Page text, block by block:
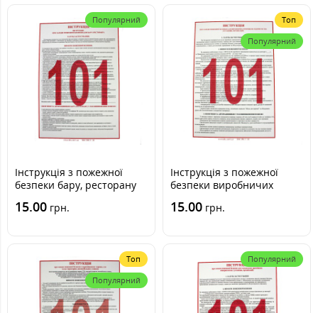
Популярний
Інструкція з пожежної
безпеки бару, ресторану
15.00 грн.
Топ
Популярний
Інструкція з пожежної
безпеки виробничих
організації)
15.00 грн.
Топ
Популярний
Популярний